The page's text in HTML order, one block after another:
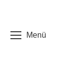
Menü